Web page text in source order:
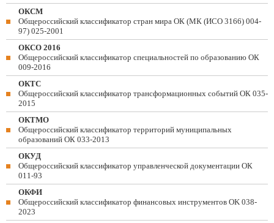
ОКСМ
Общероссийский классификатор стран мира ОК (МК (ИСО 3166) 004-
97) 025-2001
ОКСО 2016
Общероссийский классификатор специальностей по образованию ОК
009-2016
ОКТС
Общероссийский классификатор трансформационных событий ОК 035-
2015
ОКТМО
Общероссийский классификатор территорий муниципальных
образований ОК 033-2013
ОКУД
Общероссийский классификатор управленческой документации ОК
011-93
ОКФИ
Общероссийский классификатор финансовых инструментов OK 038-
2023